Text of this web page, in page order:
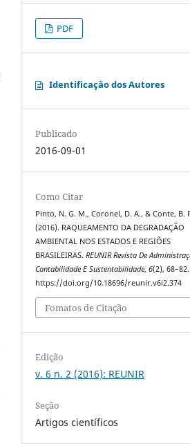
PDF
Identificação dos Autores
Publicado
2016-09-01
Como Citar
Pinto, N. G. M., Coronel, D. A., & Conte, B.
(2016). RAQUEAMENTO DA DEGRADAÇÃO
AMBIENTAL NOS ESTADOS E REGIÕES
BRASILEIRAS.REUNIR Revista De
Contabilidade E Sustentabilidade,6(2), 68–82.
https://doi.org/10.18696/reunir.v6i2.374
Fomatos de Citação
Edição
v. 6 n. 2 (2016): REUNIR
Seção
Artigos científicos